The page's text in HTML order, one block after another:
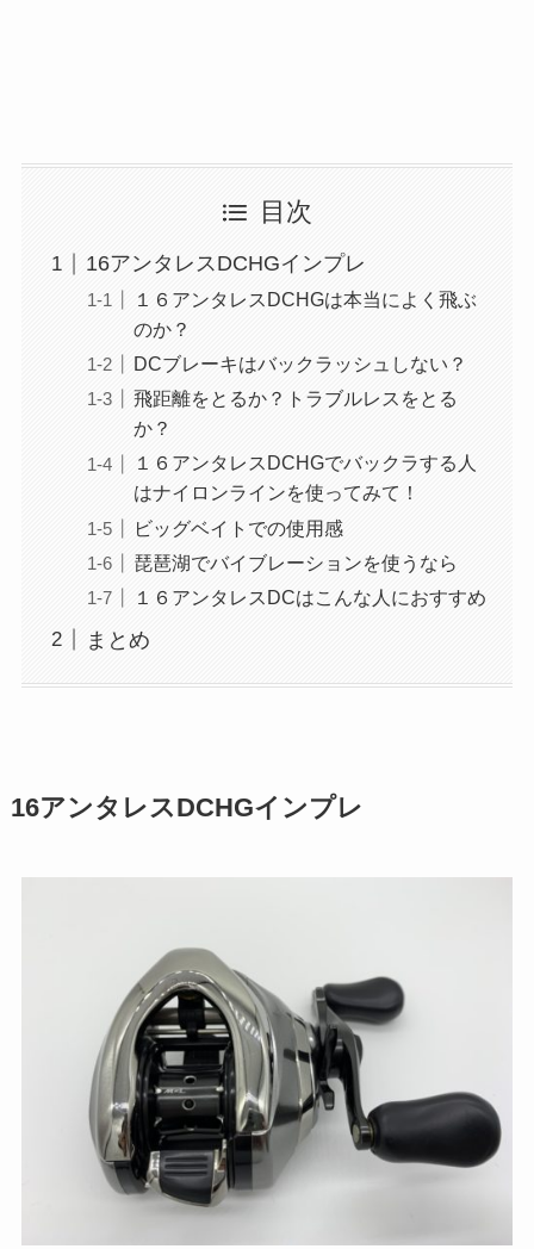
目次
16アンタレスDCHGインプレ
１６アンタレスDCHGは本当によく飛ぶ
のか？
DCブレーキはバックラッシュしない？
飛距離をとるか？トラブルレスをとる
か？
１６アンタレスDCHGでバックラする人
はナイロンラインを使ってみて！
ビッグベイトでの使用感
琵琶湖でバイブレーションを使うなら
１６アンタレスDCはこんな人におすすめ
まとめ
16アンタレスDCHGインプレ